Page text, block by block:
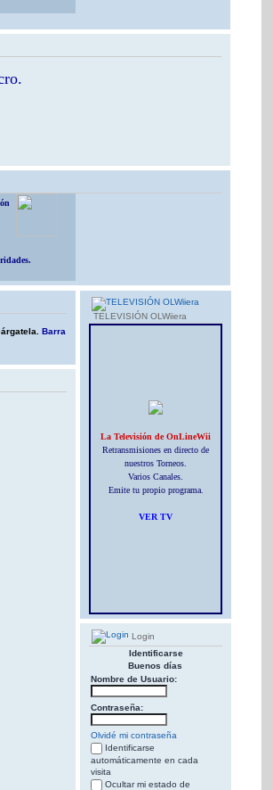
Barra
TELEVISIÓN OLWiiera
La Televisión de OnLineWii
Retransmisiones en directo de
nuestros Torneos.
Varios Canales.
Emite tu propio programa.
VER TV
Login
Identificarse
Buenos días
Nombre de Usuario:
Contraseña:
Olvidé mi contraseña
Identificarse
automáticamente en cada
visita
Ocultar mi estado de